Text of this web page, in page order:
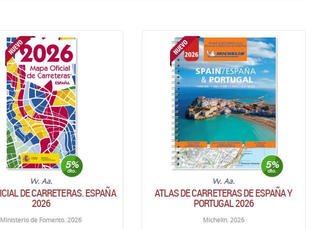
Vv. Aa.
DE CARRETERAS. ESPAÑA
2026
Ministerio de Fomento. 2026
Vv. Aa.
ATLAS DE CARRETERAS DE ESPAÑA Y
PORTUGAL 2026
Michelín. 2026